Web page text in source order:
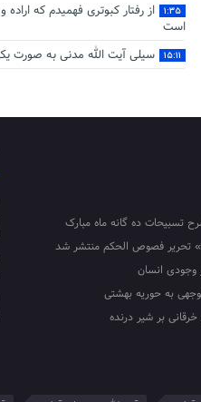
۱:۳۵
از رفتار کبوتری فهمیدم که
است
۱۵:۱۱ سیلی آیت‌ الله مدنی به صورت
تسبیحات ده‌ گانه ماه مبارک
تحریر فصوص الحکم منتشر شد
وجودی انسان
به حوریه بهشتی
بر شیر درنده